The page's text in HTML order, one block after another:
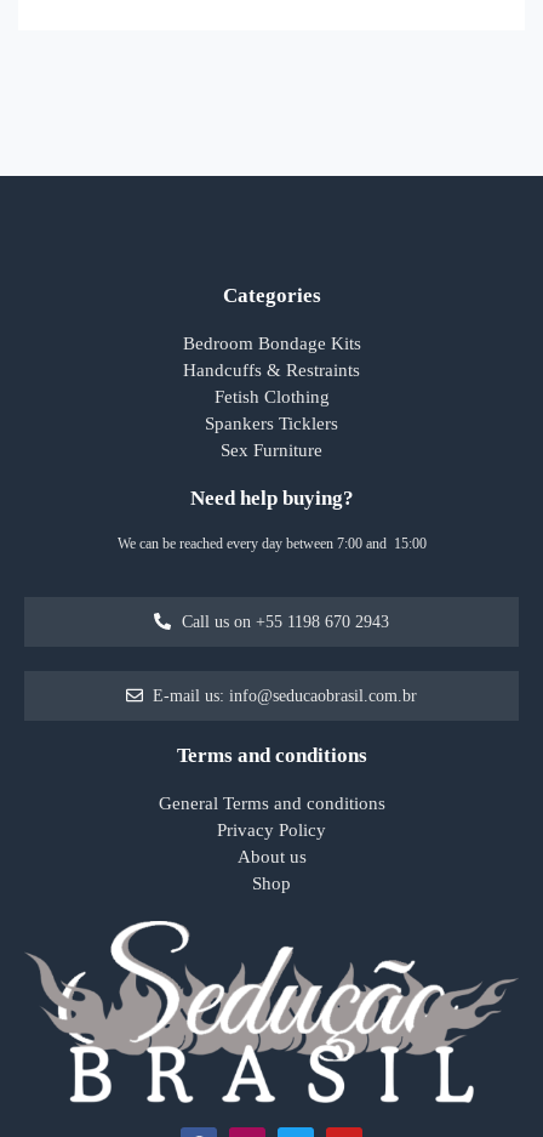
Categories
Bedroom Bondage Kits
Handcuffs & Restraints
Fetish Clothing
Spankers Ticklers
Sex Furniture
Need help buying?
We can be reached every day between 7:00 and 15:00
Call us on +55 1198 670 2943
E-mail us: info@seducaobrasil.com.br
Terms and conditions
General Terms and conditions
Privacy Policy
About us
Shop